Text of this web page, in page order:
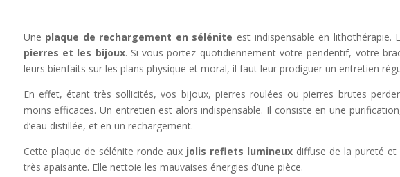
Une plaque de rechargement en sélénite est indispensable en lithothérapie.
pierres et les bijoux. Si vous portez quotidiennement votre pendentif, votre
leurs bienfaits sur les plans physique et moral, il faut leur prodiguer un entretien
En effet, étant très sollicités, vos bijoux, pierres roulées ou pierres brutes
moins efficaces. Un entretien est alors indispensable. Il consiste en une
d’eau distillée, et en un rechargement.
Cette plaque de sélénite ronde aux jolis reflets lumineux diffuse de la pureté
très apaisante. Elle nettoie les mauvaises énergies d’une pièce.